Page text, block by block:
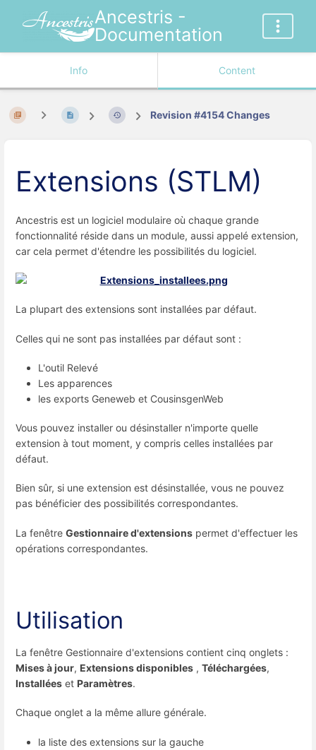
Ancestris -
Documentation
Info Content
Revision #4154 Changes
Extensions (STLM)
Ancestris est un logiciel modulaire où chaque grande
fonctionnalité réside dans un module, aussi appelé extension,
car cela permet d'étendre les possibilités du logiciel.
La plupart des extensions sont installées par défaut.
Celles qui ne sont pas installées par défaut sont :
L'outil Relevé
Les apparences
les exports Geneweb et CousinsgenWeb
Vous pouvez installer ou désinstaller n'importe quelle
extension à tout moment, y compris celles installées par
défaut.
Bien sûr, si une extension est désinstallée, vous ne pouvez
pas bénéficier des possibilités correspondantes.
La fenêtre Gestionnaire d'extensions permet d'effectuer les
opérations correspondantes.
Utilisation
La fenêtre Gestionnaire d'extensions contient cinq onglets :
Mises à jour, Extensions disponibles , Téléchargées,
Installées et Paramètres.
Chaque onglet a la même allure générale.
la liste des extensions sur la gauche